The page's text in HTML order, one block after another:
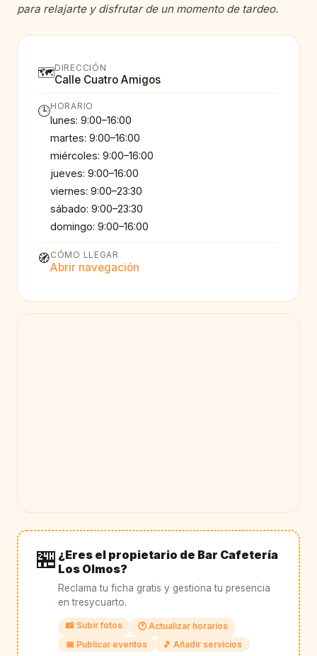
para relajarte y disfrutar de un momento de tardeo.
🗺️DIRECCIÓN
Calle Cuatro Amigos
🕒HORARIO
lunes: 9:00–16:00
martes: 9:00–16:00
miércoles: 9:00–16:00
jueves: 9:00–16:00
viernes: 9:00–23:30
sábado: 9:00–23:30
domingo: 9:00–16:00
🧭CÓMO LLEGAR
Abrir navegación
🏪 ¿Eres el propietario de Bar Cafetería
Los Olmos?
Reclama tu ficha gratis y gestiona tu presencia
en tresycuarto.
📸 Subir fotos
🕐 Actualizar horarios
📅 Publicar eventos
🎵 Añadir servicios